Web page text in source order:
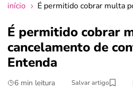
crédito fácil
início É permitido cobrar multa
É permitido cobrar
cancelamento de
Entenda
6 min leitura Salvar artigo